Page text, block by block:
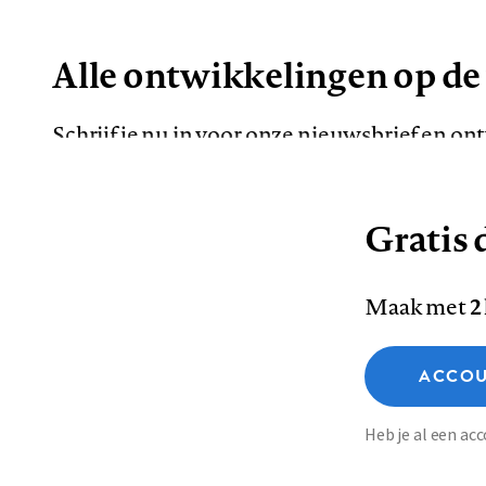
Alle ontwikkelingen op de
Schrijf je nu in voor onze nieuwsbrief en
Colofon
Functionele cookies
Analytische cookies
Gratis
Maak met
Heb je al een